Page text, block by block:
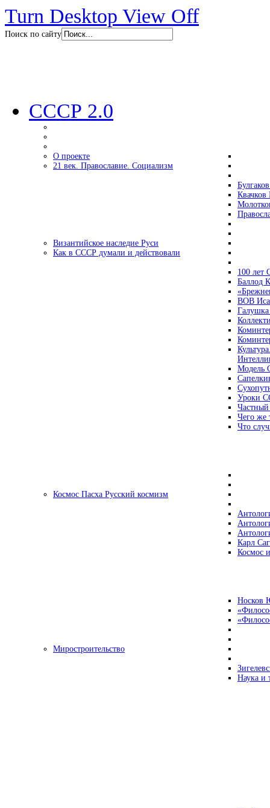
Turn Desktop View Off
Поиск по сайту
СССР 2.0
О проекте
21 век. Православие. Социализм
Византийское наследие Руси
Как в СССР думали и действовали
100 лет
Баллод
ВОВ
Модель
Уроки
Чего же
Что
Космос Пасха Русский космизм
Карл
Космос
Носков
Миростроительство
Наука и